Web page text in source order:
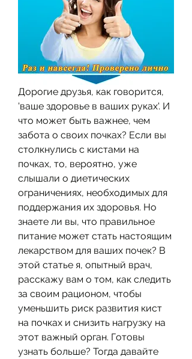
Дорогие друзья, как говорится,
'ваше здоровье в ваших руках'. И
что может быть важнее, чем
забота о своих почках? Если вы
столкнулись с кистами на
почках, то, вероятно, уже
слышали о диетических
ограничениях, необходимых для
поддержания их здоровья. Но
знаете ли вы, что правильное
питание может стать настоящим
лекарством для ваших почек? В
этой статье я, опытный врач,
расскажу вам о том, как следить
за своим рационом, чтобы
уменьшить риск развития кист
на почках и снизить нагрузку на
этот важный орган. Готовы
узнать больше? Тогда давайте